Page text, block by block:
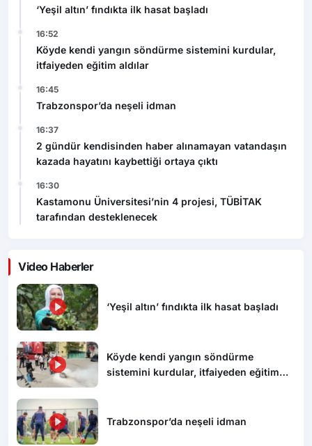
‘Yeşil altın’ fındıkta ilk hasat başladı
16:52
Köyde kendi yangın söndürme sistemini kurdular,
itfaiyeden eğitim aldılar
16:45
Trabzonspor’da neşeli idman
16:37
2 gündür kendisinden haber alınamayan vatandaşın
kazada hayatını kaybettiği ortaya çıktı
16:30
Kastamonu Üniversitesi’nin 4 projesi, TÜBİTAK
tarafından desteklenecek
Video Haberler
‘Yeşil altın’ fındıkta ilk hasat başladı
Köyde kendi yangın söndürme
sistemini kurdular, itfaiyeden eğitim
Trabzonspor’da neşeli idman